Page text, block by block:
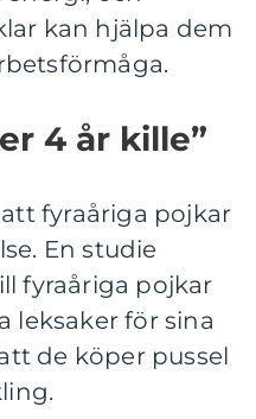
kan hjälpa dem
4 år kille”
fyraåriga pojkar
En studie
fyraåriga pojkar
leksaker för sina
de köper pussel